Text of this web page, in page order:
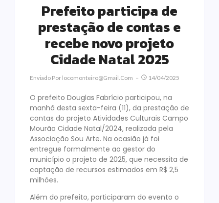
Prefeito participa de
prestação de contas e
recebe novo projeto
Cidade Natal 2025
Enviado Por Locomonteiro@gmail.com 14/04/2025
O prefeito Douglas Fabrício participou, na
manhã desta sexta-feira (11), da prestação de
contas do projeto Atividades Culturais Campo
Mourão Cidade Natal/2024, realizada pela
Associação Sou Arte. Na ocasião já foi
entregue formalmente ao gestor do
município o projeto de 2025, que necessita de
captação de recursos estimados em R$ 2,5
milhões.
Além do prefeito, participaram do evento o